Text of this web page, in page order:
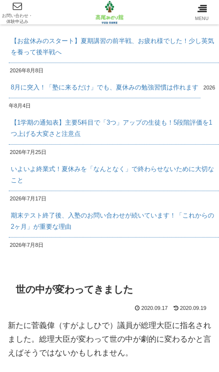
最新情報/INFOMATION
【お盆休みのスタート】夏期講習の前半戦、お疲れ様でした！少し英気
を養って後半戦へ
2026年8月8日
8月に突入！「塾に来るだけ」でも、夏休みの勉強習慣は作れます 2026
年8月4日
【1学期の通知表】主要5科目で「3つ」アップの生徒も！5段階評価を1
つ上げる大変さと注意点
2026年7月25日
いよいよ終業式！夏休みを「なんとなく」で終わらせないために大切な
こと
2026年7月17日
期末テスト終了後、入塾のお問い合わせが続いています！「これからの
2ヶ月」が重要な理由
2026年7月8日
世の中が変わってきました
2020.09.17 2020.09.19
新たに菅義偉（すがよしひで）議員が総理大臣に指名され
ました。総理大臣が変わって世の中が劇的に変わるかと言
えばそうではないかもしれません。
お問い合わせ・
体験申込み
MENU